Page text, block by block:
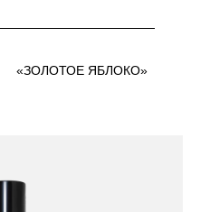
«ЗОЛОТОЕ ЯБЛОКО»